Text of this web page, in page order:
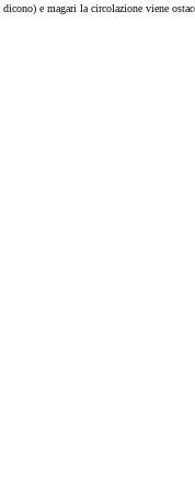
e magari la circolazione viene